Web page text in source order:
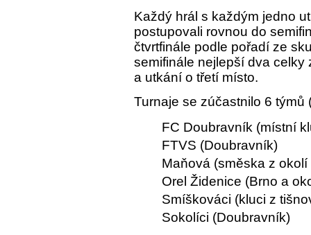
Každý hrál s každým jedno
postupovali rovnou do
čtvrtfinále podle pořadí ze
semifinále nejlepší dva celky
a utkání o třetí místo.
Turnaje se zúčastnilo 6 týmů
FC Doubravník (místní
FTVS (Doubravník)
Maňová (směska z
Orel Židenice (Brno a
Smíškováci (kluci z
Sokolíci (Doubravník)